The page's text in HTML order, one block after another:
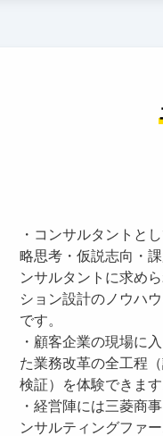
・コンサルタントと
略思考・仮説志向・
ンサルタントに求め
ション設計のノウハ
です。
・顧客企業の現場に
た業務改革の全工程
検証）を体験できます
・経営陣には三菱商
ンサルティングファ